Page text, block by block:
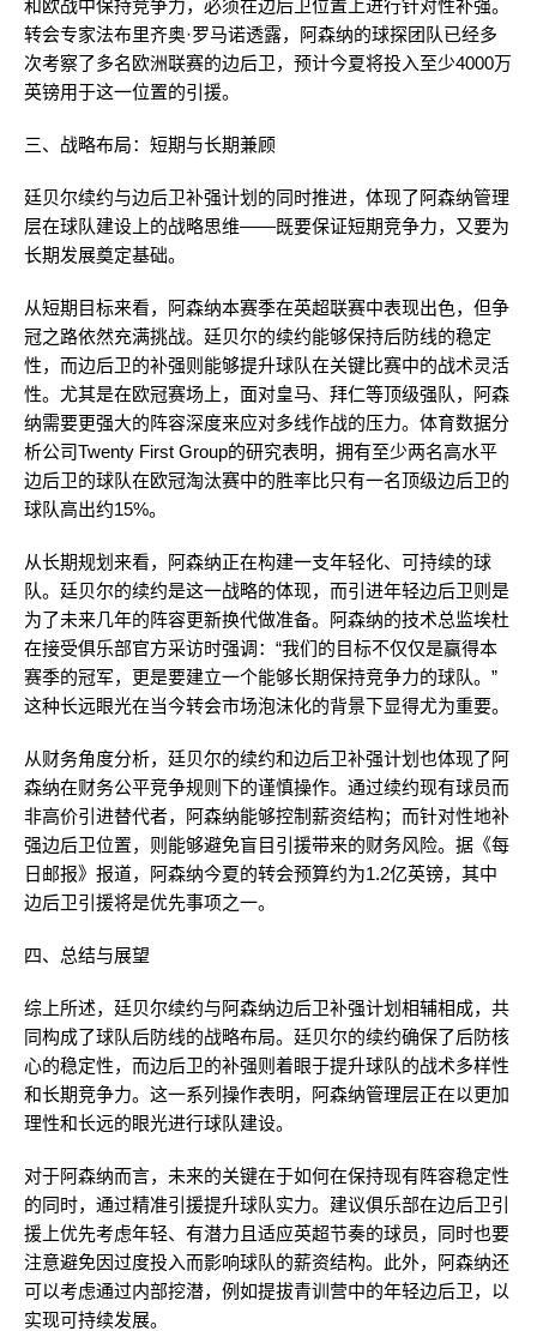
和欧战中保持竞争力，必须在边后卫位置上进行针对性补强。
转会专家法布里齐奥·罗马诺透露，阿森纳的球探团队已经多
次考察了多名欧洲联赛的边后卫，预计今夏将投入至少4000万
英镑用于这一位置的引援。
三、战略布局：短期与长期兼顾
廷贝尔续约与边后卫补强计划的同时推进，体现了阿森纳管理
层在球队建设上的战略思维——既要保证短期竞争力，又要为
长期发展奠定基础。
从短期目标来看，阿森纳本赛季在英超联赛中表现出色，但争
冠之路依然充满挑战。廷贝尔的续约能够保持后防线的稳定
性，而边后卫的补强则能够提升球队在关键比赛中的战术灵活
性。尤其是在欧冠赛场上，面对皇马、拜仁等顶级强队，阿森
纳需要更强大的阵容深度来应对多线作战的压力。体育数据分
析公司Twenty First Group的研究表明，拥有至少两名高水平
边后卫的球队在欧冠淘汰赛中的胜率比只有一名顶级边后卫的
球队高出约15%。
从长期规划来看，阿森纳正在构建一支年轻化、可持续的球
队。廷贝尔的续约是这一战略的体现，而引进年轻边后卫则是
为了未来几年的阵容更新换代做准备。阿森纳的技术总监埃杜
在接受俱乐部官方采访时强调：“我们的目标不仅仅是赢得本
赛季的冠军，更是要建立一个能够长期保持竞争力的球队。”
这种长远眼光在当今转会市场泡沫化的背景下显得尤为重要。
从财务角度分析，廷贝尔的续约和边后卫补强计划也体现了阿
森纳在财务公平竞争规则下的谨慎操作。通过续约现有球员而
非高价引进替代者，阿森纳能够控制薪资结构；而针对性地补
强边后卫位置，则能够避免盲目引援带来的财务风险。据《每
日邮报》报道，阿森纳今夏的转会预算约为1.2亿英镑，其中
边后卫引援将是优先事项之一。
四、总结与展望
综上所述，廷贝尔续约与阿森纳边后卫补强计划相辅相成，共
同构成了球队后防线的战略布局。廷贝尔的续约确保了后防核
心的稳定性，而边后卫的补强则着眼于提升球队的战术多样性
和长期竞争力。这一系列操作表明，阿森纳管理层正在以更加
理性和长远的眼光进行球队建设。
对于阿森纳而言，未来的关键在于如何在保持现有阵容稳定性
的同时，通过精准引援提升球队实力。建议俱乐部在边后卫引
援上优先考虑年轻、有潜力且适应英超节奏的球员，同时也要
注意避免因过度投入而影响球队的薪资结构。此外，阿森纳还
可以考虑通过内部挖潜，例如提拔青训营中的年轻边后卫，以
实现可持续发展。